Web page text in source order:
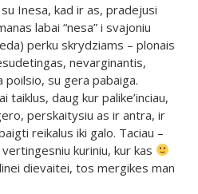
Inesa, kad ir as, pradejusi
labai “nesa” i svajoniu
perku skrydziams – plonais
nevarginantis,
poilsio, su gera pabaiga.
taiklus, daug kur palike’inciau,
perskaitysiu as ir antra, ir
reikalus iki galo. Taciau –
kuriniu, kur kas
dievaitei, tos mergikes man